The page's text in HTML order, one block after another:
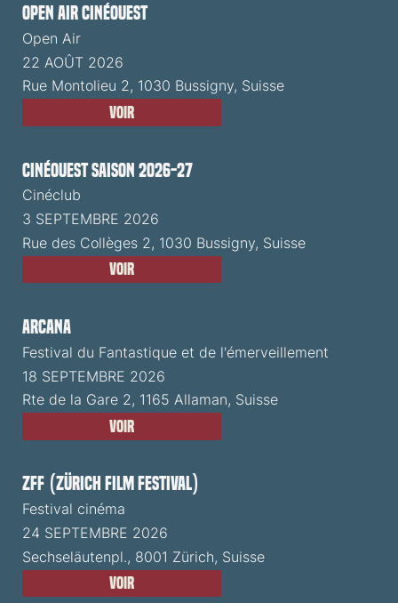
Open Air CinéOuest
Open Air
22 AOÛT 2026
Rue Montolieu 2, 1030 Bussigny, Suisse
Voir
CinéOuest Saison 2026-27
Cinéclub
3 SEPTEMBRE 2026
Rue des Collèges 2, 1030 Bussigny, Suisse
Voir
ARCANA
Festival du Fantastique et de l'émerveillement
18 SEPTEMBRE 2026
Rte de la Gare 2, 1165 Allaman, Suisse
Voir
ZFF (Zürich Film Festival)
Festival cinéma
24 SEPTEMBRE 2026
Sechseläutenpl., 8001 Zürich, Suisse
Voir